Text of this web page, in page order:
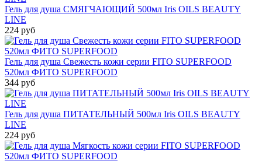
Гель для душа СМЯГЧАЮЩИЙ 500мл Iris OILS BEAUTY
LINE
224 руб
Гель для душа Свежесть кожи серии FITO SUPERFOOD
520мл ФИТО SUPERFOOD
344 руб
Гель для душа ПИТАТЕЛЬНЫЙ 500мл Iris OILS BEAUTY
LINE
224 руб